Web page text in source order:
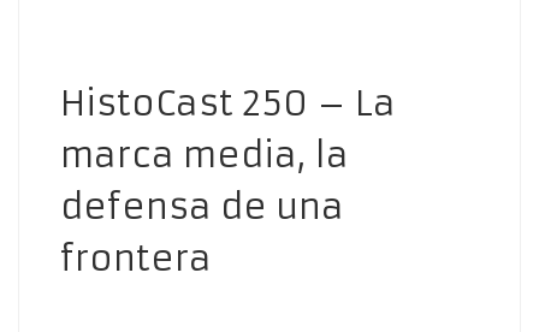
HistoCast 250 – La
marca media, la
defensa de una
frontera